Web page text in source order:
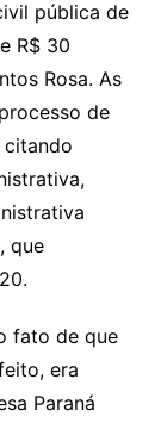
pública de
R$ 30
Rosa. As
de
citando
que
fato de que
era
Paraná